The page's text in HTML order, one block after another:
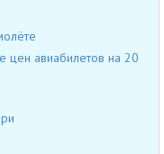
цен авиабилетов на 20